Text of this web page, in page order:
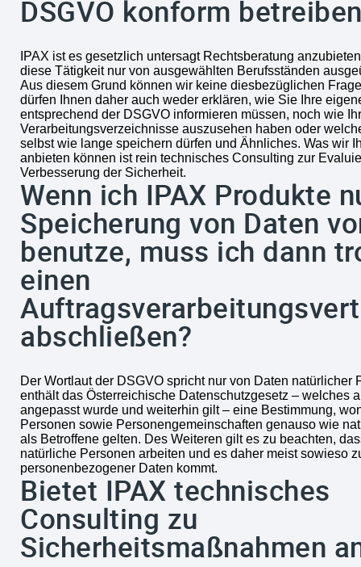
DSGVO konform
IPAX ist es gesetzlich untersagt Rechtsberatung
diese Tätigkeit nur von ausgewählten Berufsständen
Aus diesem Grund können wir keine diesbezüglichen
dürfen Ihnen daher auch weder erklären, wie Sie Ihre
entsprechend der DSGVO informieren müssen, noch wie
Verarbeitungsverzeichnisse auszusehen haben oder
selbst wie lange speichern dürfen und Ähnliches. Was wir
anbieten können ist rein technisches Consulting zur
Verbesserung der Sicherheit.
Wenn ich IPAX Produkte
Speicherung von Daten
benutze, muss ich dann
einen
abschließen?
Der Wortlaut der DSGVO spricht nur von Daten natürlicher
enthält das Österreichische Datenschutzgesetz – welches
angepasst wurde und weiterhin gilt – eine Bestimmung,
Personen sowie Personengemeinschaften genauso wie
als Betroffene gelten. Des Weiteren gilt es zu beachten,
natürliche Personen arbeiten und es daher meist sowieso
personenbezogener Daten kommt.
Bietet IPAX technisches
Consulting zu
Sicherheitsmaßnahmen